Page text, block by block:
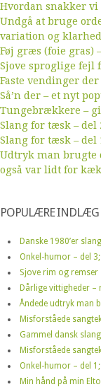
Hvordan snakker
Undgå at bruge
variation og klarhed
Føj græs (foie gras)
Sjove sproglige fejl
Faste vendinger
Så’n der – et nyt
Tungebrækkere –
Slang for tæsk – del
Slang for tæsk – del
Udtryk man brugte
også var lidt for kæk
POPULÆRE INDLÆG
Danske 1980’er
Onkel-humor – del
Sjove rim og remser
Dårlige vittigheder –
Åndede udtryk man
Misforståede
Gammel dansk
Misforståede
Onkel-humor – del
Min hånd på min